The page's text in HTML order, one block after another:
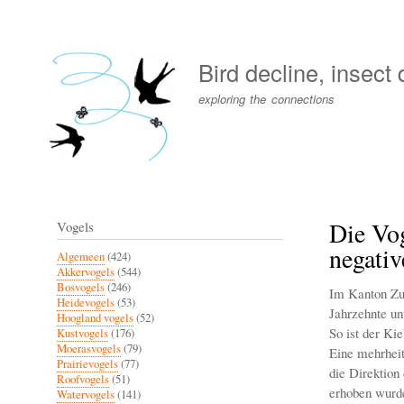
menu
Bird decline, insect
exploring the connections
Die
Im Kanton
Jahrzehnte
So ist der
Eine
die Direktion
erhoben
Vogels
Algemeen(424)
Akkervogels(544)
Bosvogels(246)
Heidevogels(53)
Hoogland vogels(52)
Kustvogels(176)
Moerasvogels(79)
Prairievogels(77)
Roofvogels(51)
Watervogels(141)